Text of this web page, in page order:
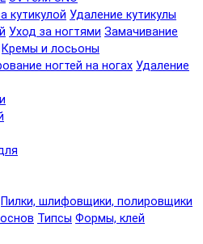
кутикулой Удаление кутикулы
Уход за ногтями Замачивание
Кремы и лосьоны
ногтей на ногах Удаление
Пилки, шлифовщики, полировщики
Типсы Формы, клей